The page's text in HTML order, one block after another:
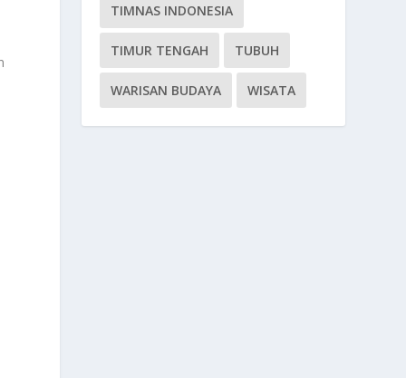
TIMNAS INDONESIA
TIMUR TENGAH TUBUH
WARISAN BUDAYA WISATA